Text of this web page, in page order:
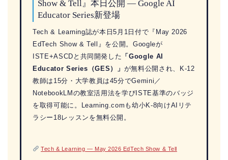
Show & Tell』本日公開 — Google AI
Educator Series新登場
Tech & Learning誌が本日5月1日付で『May 2026
EdTech Show & Tell』を公開。Googleが
ISTE+ASCDと共同開発した 「Google AI
Educator Series（GES）」 が無料公開され、K-12
教師は15分・大学教員は45分でGemini／
NotebookLMの教室活用法を学びISTE基準のバッジ
を取得可能に。Learning.comも幼小K-8向けAIリテ
ラシー18レッスンを無料公開。
Tech & Learning — May 2026 EdTech Show & Tell